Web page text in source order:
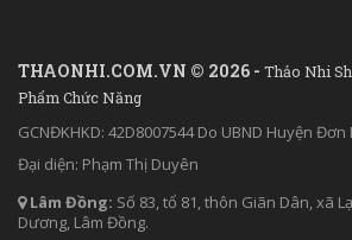
THAONHI.COM.VN © 2026 - Thảo Nhi
Phẩm Chức Năng
GCNĐKHKD: 42D8007544 Do UBND Huyện
Đại diện: Phạm Thị Duyên
Lâm Đồng: Số 83, tổ 81, thôn Giãn Dân, xã
Dương, Lâm Đồng.